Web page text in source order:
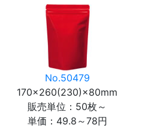
No.50479
170×260(230)×80mm
販売単位：50枚～
単価： 49.8～78円